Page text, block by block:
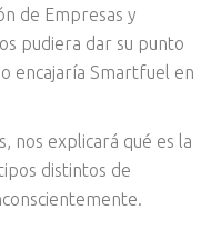
de Empresas y
pudiera dar su punto
encajaría Smartfuel en
nos explicará qué es la
distintos de